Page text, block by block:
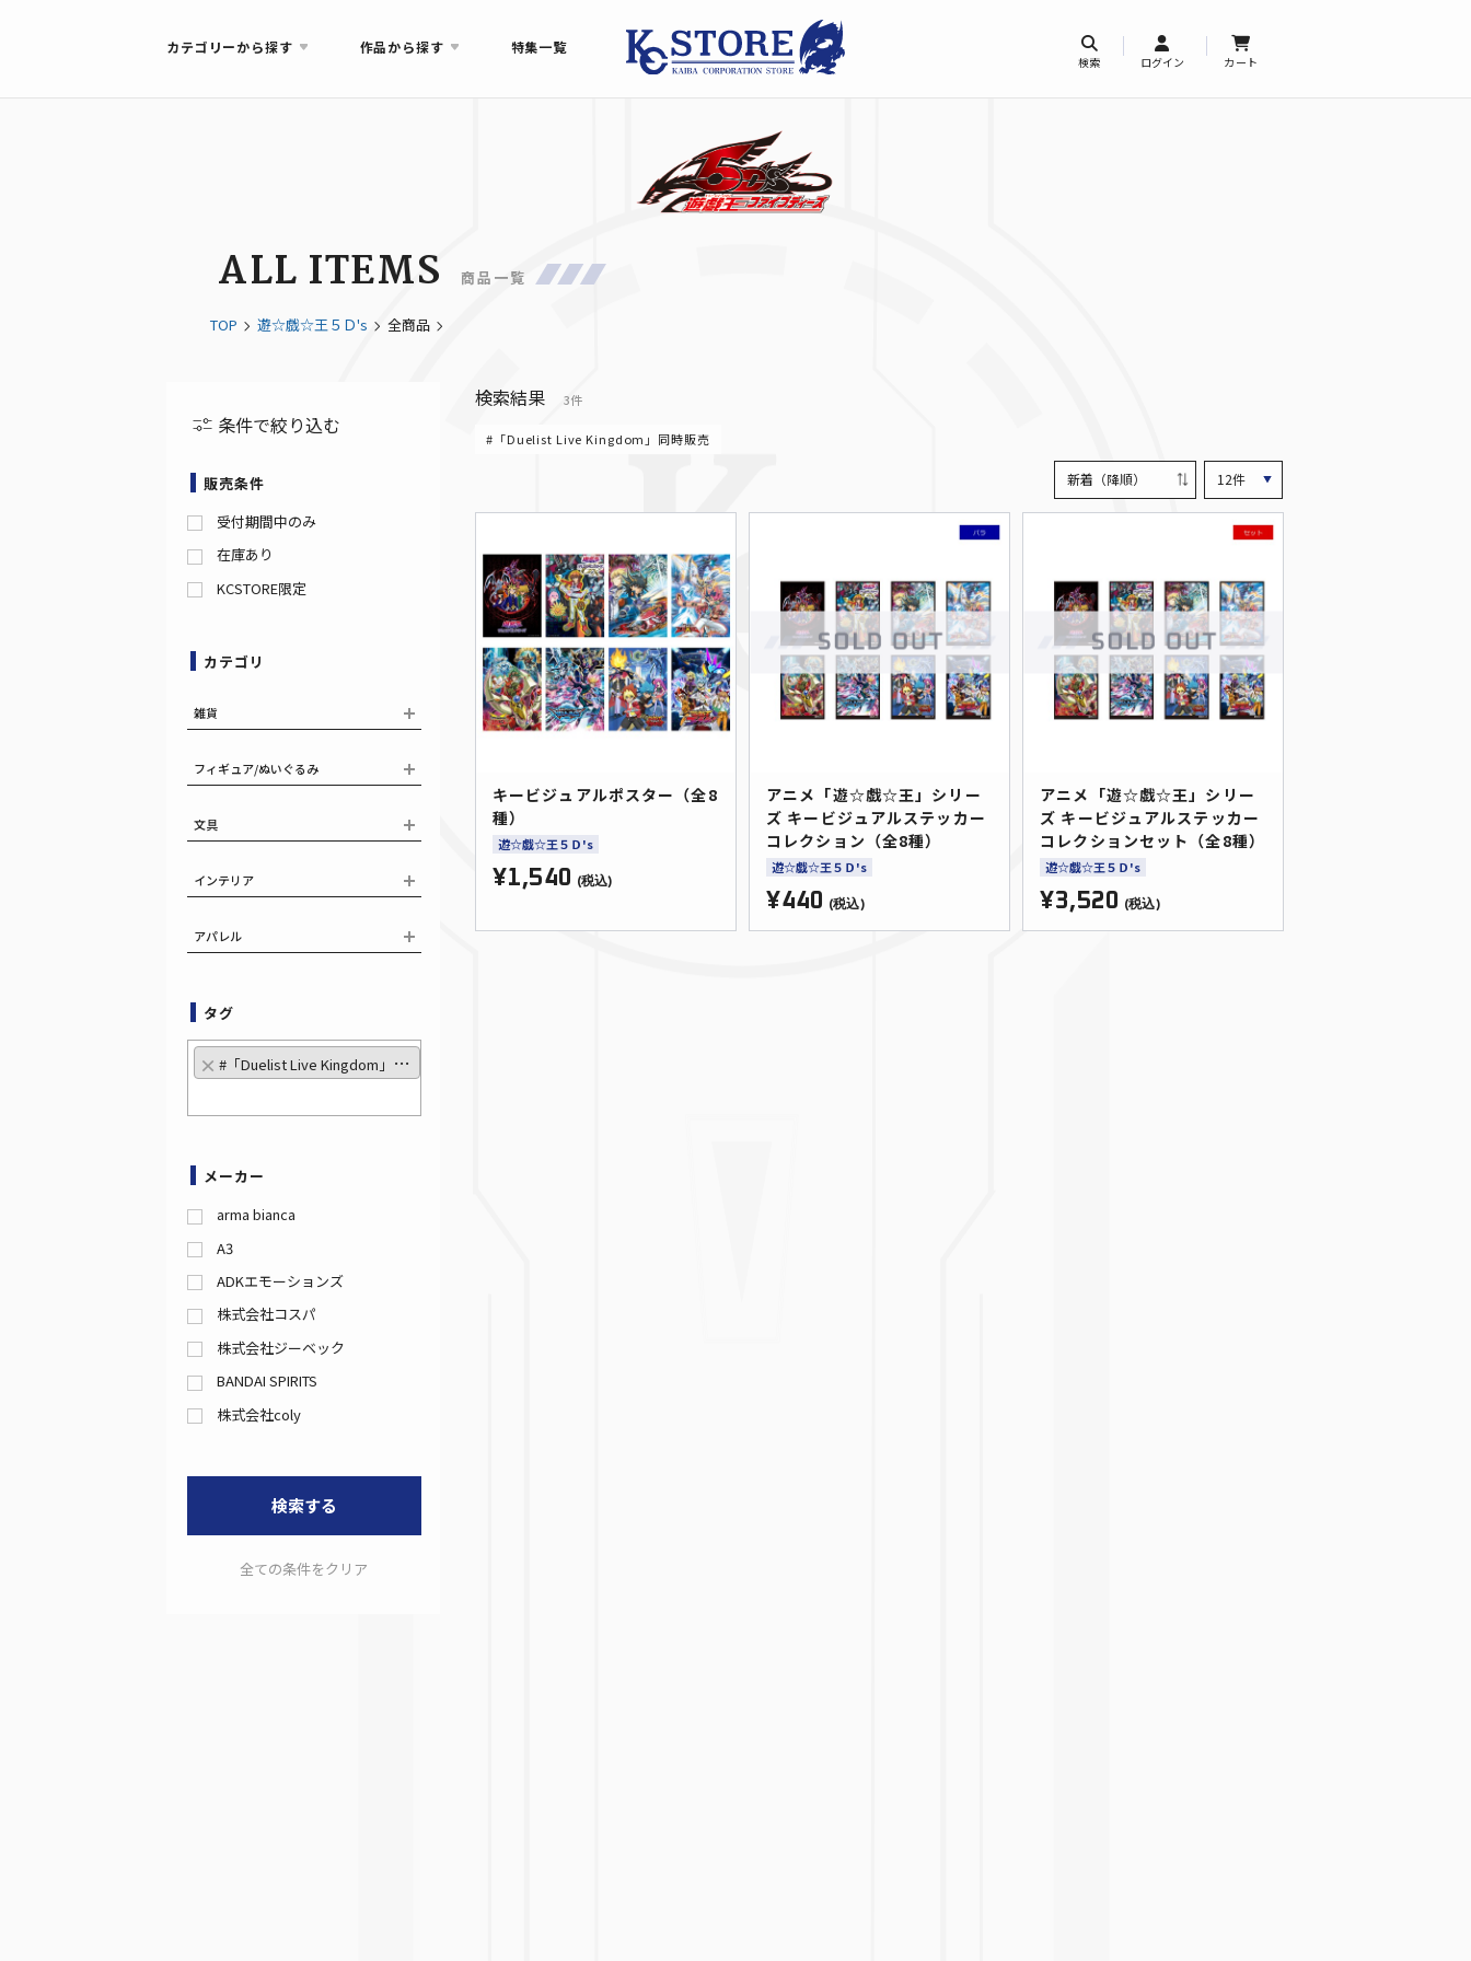
カテゴリーから探す 作品から探す 特集一覧
検索 ログイン カート
ALL ITEMS 商品一覧
TOP 遊☆戯☆王５Ｄ's 全商品
条件で絞り込む
販売条件
受付期間中のみ
在庫あり
KCSTORE限定
カテゴリ
雑貨
フィギュア/ぬいぐるみ
文具
インテリア
アパレル
タグ
× #「Duelist Live Kingdom」同時販売
メーカー
arma bianca
A3
ADKエモーションズ
株式会社コスパ
株式会社ジーベック
BANDAI SPIRITS
株式会社coly
検索する
全ての条件をクリア
検索結果 3件
#「Duelist Live Kingdom」同時販売
キービジュアルポスター（全8
種）
遊☆戯☆王５Ｄ's
¥1,540 (税込)
アニメ「遊☆戯☆王」シリー
ズ キービジュアルステッカー
コレクション（全8種）
遊☆戯☆王５Ｄ's
¥440 (税込)
アニメ「遊☆戯☆王」シリー
ズ キービジュアルステッカー
コレクションセット（全8種）
遊☆戯☆王５Ｄ's
¥3,520 (税込)